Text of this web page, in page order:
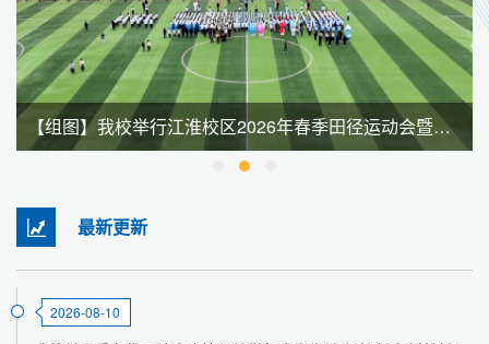
【组图】我校举行江淮校区2026年春季田径运动会暨全民健身大会
最新更新
2026-08-10